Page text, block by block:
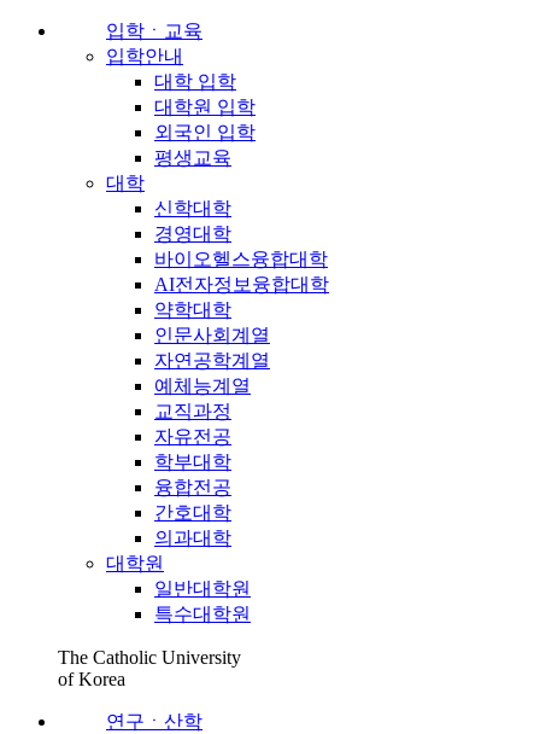
입학ㆍ교육
입학안내
대학 입학
대학원 입학
외국인 입학
평생교육
대학
신학대학
경영대학
바이오헬스융합대학
AI전자정보융합대학
약학대학
인문사회계열
자연공학계열
예체능계열
교직과정
자유전공
학부대학
융합전공
간호대학
의과대학
대학원
일반대학원
특수대학원
The Catholic University
of Korea
연구ㆍ산학